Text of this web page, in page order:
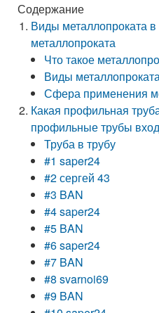
Содержание
Виды металлопроката
металлопроката
Что такое
Виды
Сфера применения
Какая профильная
профильные трубы
Труба в трубу
#1 saper24
#2 сергей 43
#3 BAN
#4 saper24
#5 BAN
#6 saper24
#7 BAN
#8 svarnoi69
#9 BAN